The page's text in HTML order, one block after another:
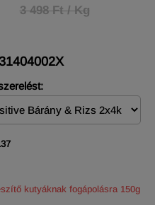
3 498 Ft / Kg
kutyáknak fogápolásra 150g